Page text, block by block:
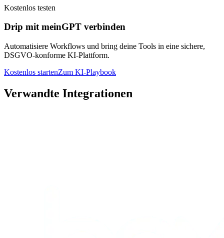
Kostenlos testen
Drip mit meinGPT verbinden
Automatisiere Workflows und bring deine Tools in eine sichere,
DSGVO-konforme KI-Plattform.
Kostenlos startenZum KI-Playbook
Verwandte Integrationen